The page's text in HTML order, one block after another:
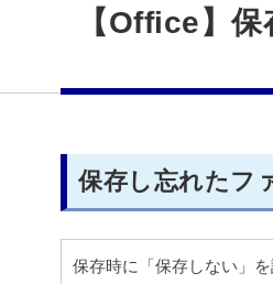
【Office】
保存し忘れたフ
保存時に「保存しない」